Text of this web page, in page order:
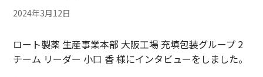
2024年3月12日
ロート製薬 生産事業本部 大阪工場 充填包装グループ 2
チーム リーダー 小口 香 様にインタビューをしました。